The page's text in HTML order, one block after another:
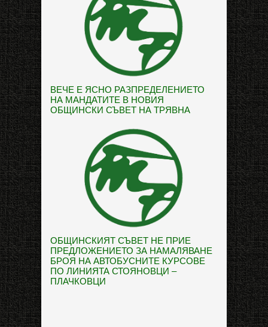
ВЕЧЕ Е ЯСНО РАЗПРЕДЕЛЕНИЕТО
НА МАНДАТИТЕ В НОВИЯ
ОБЩИНСКИ СЪВЕТ НА ТРЯВНА
ОБЩИНСКИЯТ СЪВЕТ НЕ ПРИЕ
ПРЕДЛОЖЕНИЕТО ЗА НАМАЛЯВАНЕ
БРОЯ НА АВТОБУСНИТЕ КУРСОВЕ
ПО ЛИНИЯТА СТОЯНОВЦИ –
ПЛАЧКОВЦИ